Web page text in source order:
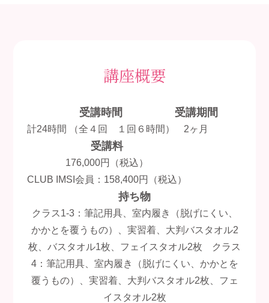
講座概要
受講時間
計24時間 （全４回 １回６時間）
受講期間
2ヶ月
受講料
176,000円（税込）
CLUB IMSI会員：158,400円（税込）
持ち物
クラス1-3：筆記用具、室内履き（脱げにくい、
かかとを覆うもの）、実習着、大判バスタオル2
枚、バスタオル1枚、フェイスタオル2枚 クラス
4：筆記用具、室内履き（脱げにくい、かかとを
覆うもの）、実習着、大判バスタオル2枚、フェ
イスタオル2枚